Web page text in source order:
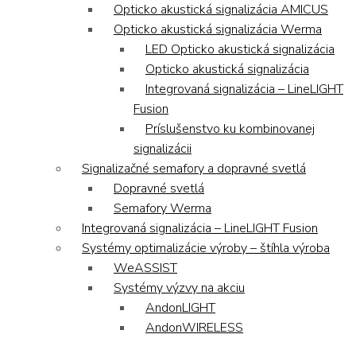
Opticko akustická signalizácia AMICUS
Opticko akustická signalizácia Werma
LED Opticko akustická signalizácia
Opticko akustická signalizácia
Integrovaná signalizácia – LineLIGHT
Fusion
Príslušenstvo ku kombinovanej
signalizácii
Signalizačné semafory a dopravné svetlá
Dopravné svetlá
Semafory Werma
Integrovaná signalizácia – LineLIGHT Fusion
Systémy optimalizácie výroby – štíhla výroba
WeASSIST
Systémy výzvy na akciu
AndonLIGHT
AndonWIRELESS